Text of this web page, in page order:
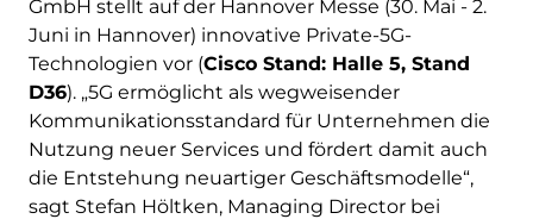
GmbH stellt auf der Hannover Messe (30. Mai - 2.
Juni in Hannover) innovative Private-5G-
Technologien vor (Cisco Stand: Halle 5, Stand
D36). „5G ermöglicht als wegweisender
Kommunikationsstandard für Unternehmen die
Nutzung neuer Services und fördert damit auch
die Entstehung neuartiger Geschäftsmodelle“,
sagt Stefan Höltken, Managing Director bei